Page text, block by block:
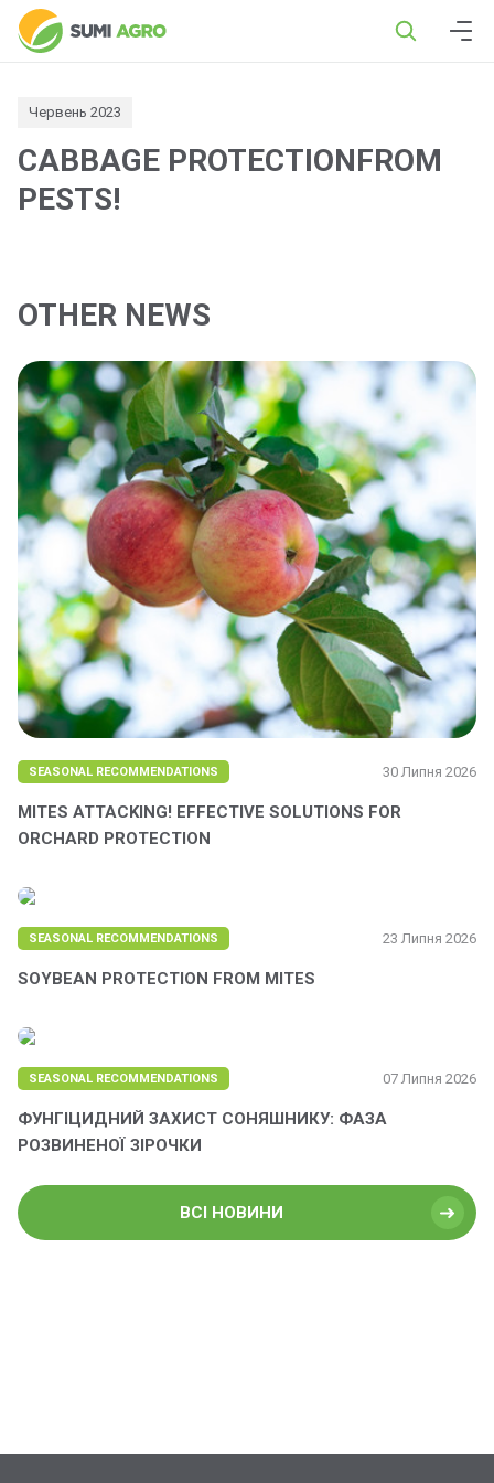
Червень 2023
CABBAGE PROTECTIONFROM
PESTS!
OTHER NEWS
SEASONAL RECOMMENDATIONS 30 Липня 2026
MITES ATTACKING! EFFECTIVE SOLUTIONS FOR
ORCHARD PROTECTION
SEASONAL RECOMMENDATIONS 23 Липня 2026
SOYBEAN PROTECTION FROM MITES
SEASONAL RECOMMENDATIONS 07 Липня 2026
ФУНГІЦИДНИЙ ЗАХИСТ СОНЯШНИКУ: ФАЗА
РОЗВИНЕНОЇ ЗІРОЧКИ
ВСІ НОВИНИ